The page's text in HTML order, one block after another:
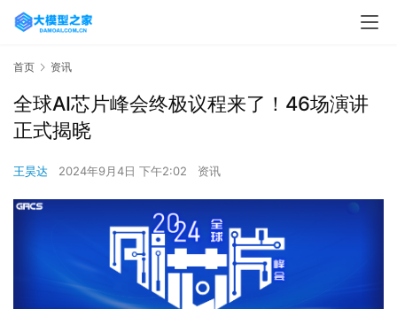
首页 资讯
全球AI芯片峰会终极议程来了！46场演讲
正式揭晓
王昊达 2024年9月4日 下午2:02 资讯